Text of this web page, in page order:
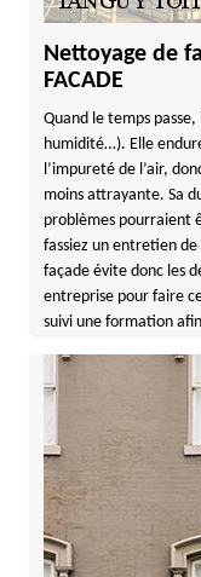
Nettoyage de
FACADE
Quand le temps
humidité…). Elle
l’impureté de l’air,
moins attrayante. Sa
problèmes pourraient
fassiez un entretien
façade évite donc les
entreprise pour faire
suivi une formation